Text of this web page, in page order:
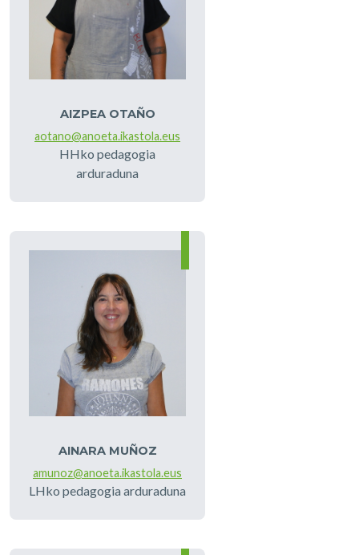
AIZPEA OTAÑO
aotano@anoeta.ikastola.eus
HHko pedagogia
arduraduna
AINARA MUÑOZ
amunoz@anoeta.ikastola.eus
LHko pedagogia arduraduna